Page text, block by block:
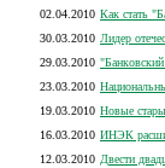
02.04.2010 Как стать
30.03.2010 Лидер
29.03.2010
23.03.2010
19.03.2010 Новые
16.03.2010 ИНЭК
12.03.2010 Двести